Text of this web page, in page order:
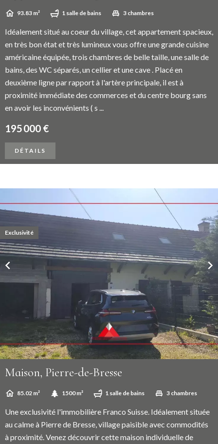
93.83 m² 1 salle de bains 3 chambres
Idéalement situé au coeur du village, cet appartement spacieux,
en très bon état et très lumineux vous offre une grande cuisine
américaine équipée, trois chambres de belle taille, une salle de
bains, des WC séparés, un cellier et une cave . Placé en
deuxième ligne par rapport à l'artère principale, il est à
proximité immédiate des commerces et du centre bourg sans
en avoir les inconvénients ( s ...
195 000 €
DÉTAILS
Maison, Pierre-de-Bresse
85.02 m² 1500 m² 1 salle de bains 3 chambres
Une exclusivité l'immobilière Franco Suisse. Idéalement située
au calme à Pierre de Bresse, village paisible avec commodités
à proximité. Venez découvrir cette maison individuelle de
Exclusivité